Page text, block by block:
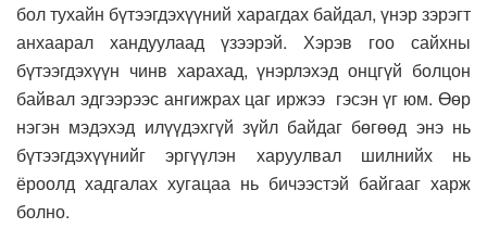
бол тухайн бүтээгдэхүүний харагдах байдал, үнэр зэрэгт
анхаарал хандуулаад үзээрэй. Хэрэв гоо сайхны
бүтээгдэхүүн чинв харахад, үнэрлэхэд онцгүй болцон
байвал эдгээрээс ангижрах цаг иржээ гэсэн үг юм. Өөр
нэгэн мэдэхэд илүүдэхгүй зүйл байдаг бөгөөд энэ нь
бүтээгдэхүүнийг эргүүлэн харуулвал шилнийх нь
ёроолд хадгалах хугацаа нь бичээстэй байгааг харж
болно.